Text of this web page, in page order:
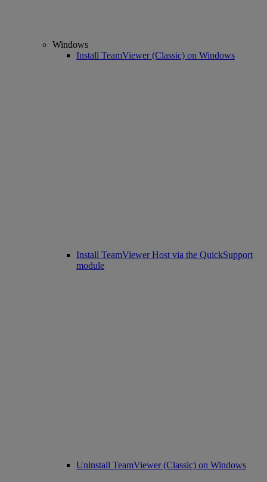
Windows
Install TeamViewer (Classic) on Windows
Install TeamViewer Host via the QuickSupport
module
Uninstall TeamViewer (Classic) on Windows